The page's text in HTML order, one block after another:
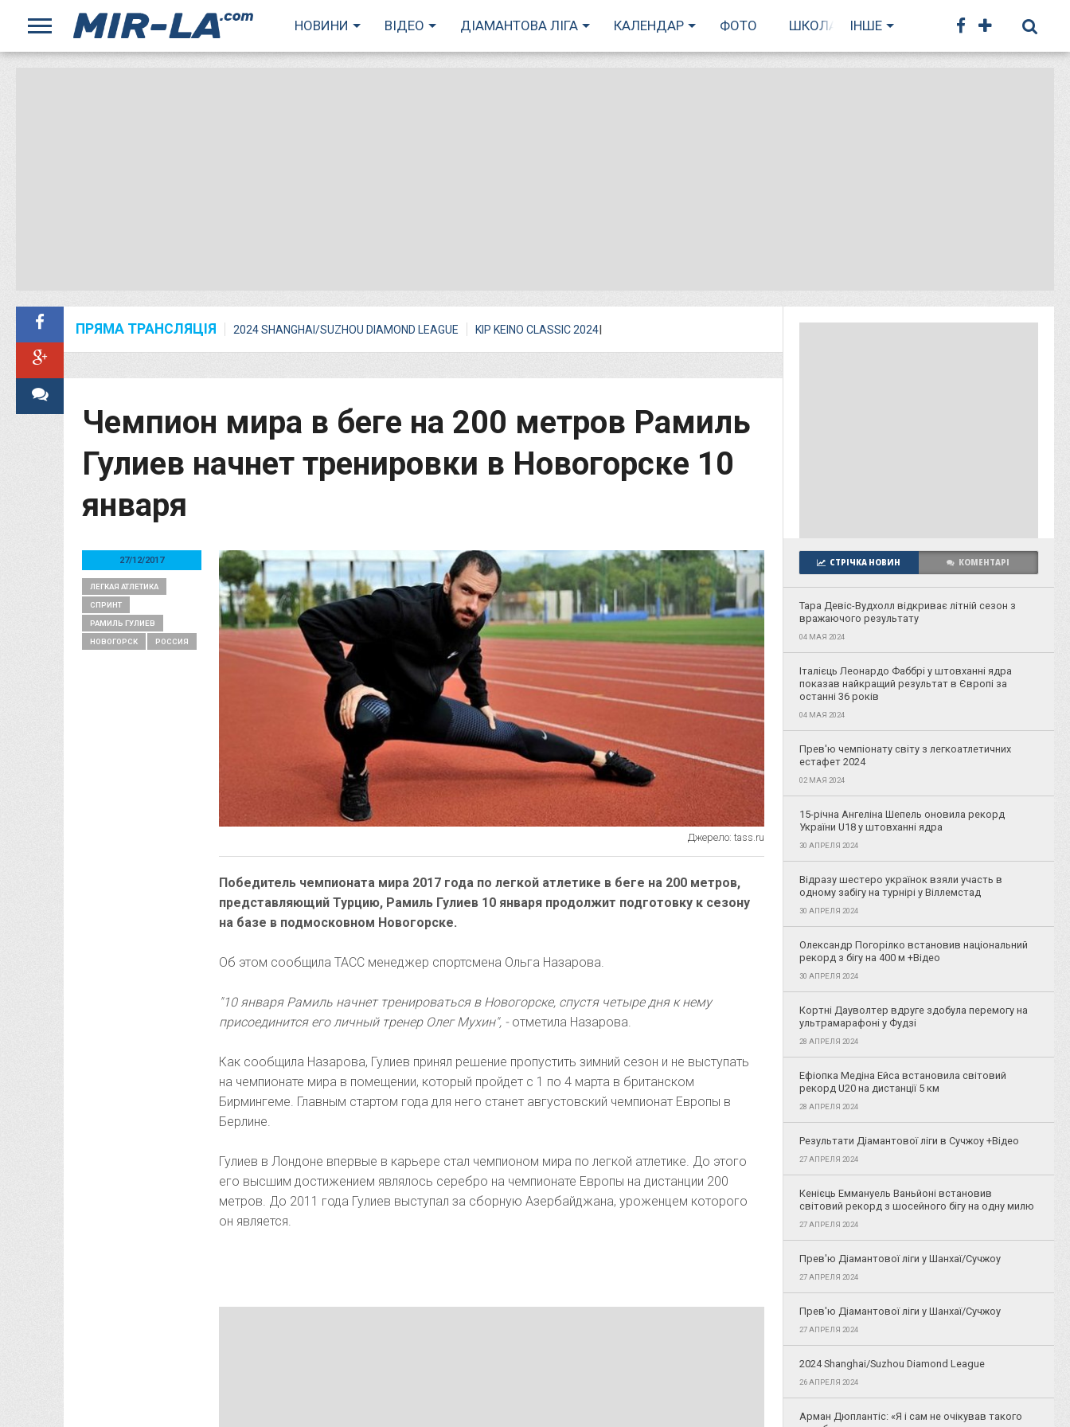
НОВИНИ ВІДЕО ДІАМАНТОВА ЛІГА КАЛЕНДАР ФОТО ШКОЛА БІГУ
ІНШЕ
ПРЯМА ТРАНСЛЯЦІЯ 2024 SHANGHAI/SUZHOU DIAMOND LEAGUE I
KIP KEINO CLASSIC 2024
Чемпион мира в беге на 200 метров Рамиль
Гулиев начнет тренировки в Новогорске 10
января
Джерело: tass.ru
Победитель чемпионата мира 2017 года по легкой атлетике в беге на 200 метров,
представляющий Турцию, Рамиль Гулиев 10 января продолжит подготовку к сезону
на базе в подмосковном Новогорске.
Об этом сообщила ТАСС менеджер спортсмена Ольга Назарова.
"10 января Рамиль начнет тренироваться в Новогорске, спустя четыре дня к нему
присоединится его личный тренер Олег Мухин", - отметила Назарова.
Как сообщила Назарова, Гулиев принял решение пропустить зимний сезон и не выступать
на чемпионате мира в помещении, который пройдет с 1 по 4 марта в британском
Бирмингеме. Главным стартом года для него станет августовский чемпионат Европы в
Берлине.
Гулиев в Лондоне впервые в карьере стал чемпионом мира по легкой атлетике. До этого
его высшим достижением являлось серебро на чемпионате Европы на дистанции 200
метров. До 2011 года Гулиев выступал за сборную Азербайджана, уроженцем которого
он является.
27/12/2017
ЛЕГКАЯ АТЛЕТИКА
СПРИНТ
РАМИЛЬ ГУЛИЕВ
НОВОГОРСК РОССИЯ
СТРІЧКА НОВИН КОМЕНТАРІ
Тара Девіс-Вудхолл відкриває літній сезон з
вражаючого результату
04 МАЯ 2024
Італієць Леонардо Фаббрі у штовханні ядра
показав найкращий результат в Європі за
останні 36 років
04 МАЯ 2024
Прев'ю чемпіонату світу з легкоатлетичних
естафет 2024
02 МАЯ 2024
15-річна Ангеліна Шепель оновила рекорд
України U18 у штовханні ядра
30 АПРЕЛЯ 2024
Відразу шестеро українок взяли участь в
одному забігу на турнірі у Віллемстад
30 АПРЕЛЯ 2024
Олександр Погорілко встановив національний
рекорд з бігу на 400 м +Відео
30 АПРЕЛЯ 2024
Кортні Дауволтер вдруге здобула перемогу на
ультрамарафоні у Фудзі
28 АПРЕЛЯ 2024
Ефіопка Медіна Ейса встановила світовий
рекорд U20 на дистанції 5 км
28 АПРЕЛЯ 2024
Результати Діамантової ліги в Сучжоу +Відео
27 АПРЕЛЯ 2024
Кенієць Еммануель Ваньйоні встановив
світовий рекорд з шосейного бігу на одну милю
27 АПРЕЛЯ 2024
Прев'ю Діамантової ліги у Шанхаї/Сучжоу
27 АПРЕЛЯ 2024
Прев'ю Діамантової ліги у Шанхаї/Сучжоу
27 АПРЕЛЯ 2024
2024 Shanghai/Suzhou Diamond League
26 АПРЕЛЯ 2024
Арман Дюплантіс: «Я і сам не очікував такого